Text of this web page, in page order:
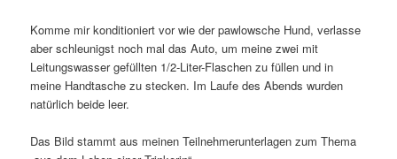
Komme mir konditioniert vor wie der pawlowsche Hund, verlasse
aber schleunigst noch mal das Auto, um meine zwei mit
Leitungswasser gefüllten 1/2-Liter-Flaschen zu füllen und in
meine Handtasche zu stecken. Im Laufe des Abends wurden
natürlich beide leer.
Das Bild stammt aus meinen Teilnehmerunterlagen zum Thema